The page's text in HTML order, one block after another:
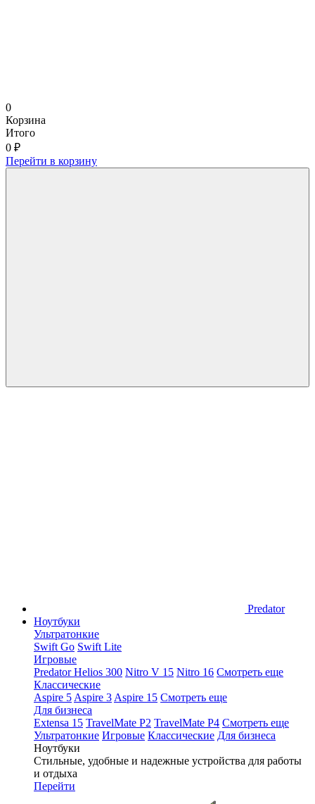
0
Корзина
Итого
0 ₽
Перейти в корзину
Predator
Ноутбуки
Ультратонкие
Swift Go Swift Lite
Игровые
Predator Helios 300 Nitro V 15 Nitro 16 Смотреть еще
Классические
Aspire 5 Aspire 3 Aspire 15 Смотреть еще
Для бизнеса
Extensa 15 TravelMate P2 TravelMate P4 Смотреть еще
Ультратонкие Игровые Классические Для бизнеса
Ноутбуки
Стильные, удобные и надежные устройства для работы
и отдыха
Перейти